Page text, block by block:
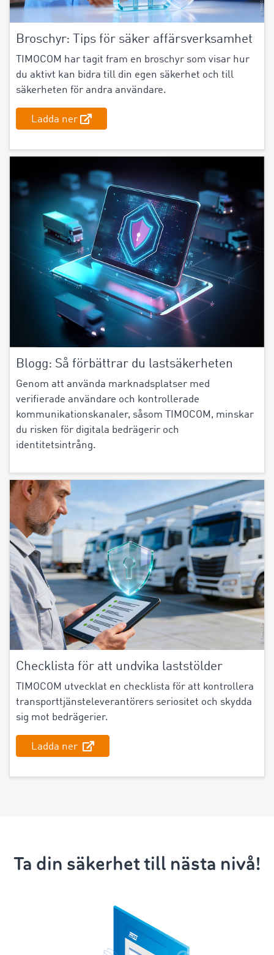
Broschyr: Tips för säker affärsverksamhet
TIMOCOM har tagit fram en broschyr som visar hur
du aktivt kan bidra till din egen säkerhet och till
säkerheten för andra användare.
Ladda ner
Blogg: Så förbättrar du lastsäkerheten
Genom att använda marknadsplatser med
verifierade användare och kontrollerade
kommunikationskanaler, såsom TIMOCOM, minskar
du risken för digitala bedrägerir och
identitetsintrång.
Checklista för att undvika laststölder
TIMOCOM utvecklat en checklista för att kontrollera
transporttjänsteleverantörers seriositet och skydda
sig mot bedrägerier.
Ladda ner
Ta din säkerhet till nästa nivå!